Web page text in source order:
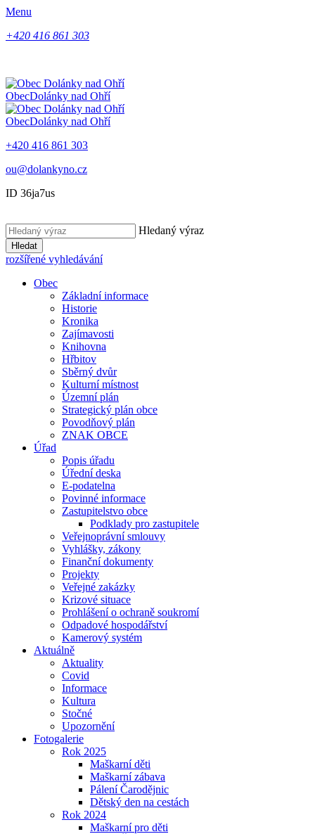
Menu
+420 416 861 303
ObecDolánky nad Ohří
ObecDolánky nad Ohří
+420 416 861 303
ou@dolankyno.cz
ID 36ja7us
Hledaný výraz
Hledat
rozšířené vyhledávání
Obec
Základní informace
Historie
Kronika
Zajímavosti
Knihovna
Hřbitov
Sběrný dvůr
Kulturní místnost
Územní plán
Strategický plán obce
Povodňový plán
ZNAK OBCE
Úřad
Popis úřadu
Úřední deska
E-podatelna
Povinné informace
Zastupitelstvo obce
Podklady pro zastupitele
Veřejnoprávní smlouvy
Vyhlášky, zákony
Finanční dokumenty
Projekty
Veřejné zakázky
Krizové situace
Prohlášení o ochraně soukromí
Odpadové hospodářství
Kamerový systém
Aktuálně
Aktuality
Covid
Informace
Kultura
Stočné
Upozornění
Fotogalerie
Rok 2025
Maškarní děti
Maškarní zábava
Pálení Čarodějnic
Dětský den na cestách
Rok 2024
Maškarní pro děti